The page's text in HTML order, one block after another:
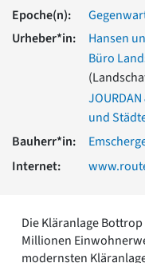
Romanik
Vorromanik
Römische Antike
Über baukunst-nrw
Fachbeirat
Kontakt
Impressum
Epoche(n):
Urheber*in:
Hansen
Büro
und
Bauherr*in:
Internet:
Die Kläranlage
Millionen
modernsten